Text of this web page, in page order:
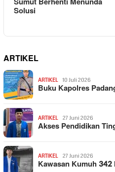
Solusi
ARTIKEL
ARTIKEL 10 Juli 2026
Buku Kapolres
ARTIKEL 27 Juni 2026
Akses Pendidikan
ARTIKEL 27 Juni 2026
Kawasan Kumuh